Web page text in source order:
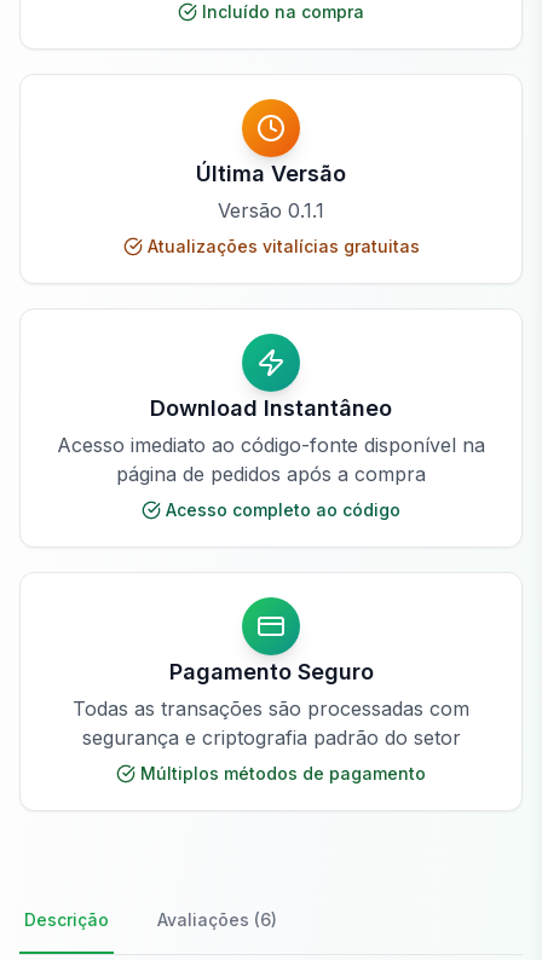
Incluído na compra
Última Versão
Versão 0.1.1
Atualizações vitalícias gratuitas
Download Instantâneo
Acesso imediato ao código-fonte disponível na
página de pedidos após a compra
Acesso completo ao código
Pagamento Seguro
Todas as transações são processadas com
segurança e criptografia padrão do setor
Múltiplos métodos de pagamento
Descrição Avaliações (6)